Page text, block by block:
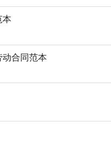
本
合同范本